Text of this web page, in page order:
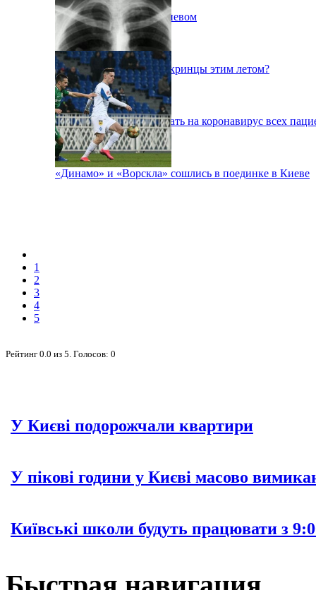
Пожар на свалке под Киевом
Куда поедут отдыхать укринцы этим летом?
В Киеве будут тестировать на коронавирус всех
«Динамо» и «Ворскла» сошлись в поединке в Киеве
1
2
3
4
5
Рейтинг 0.0 из 5 . Голосов: 0
У Києві подорожчали квартири
У пікові години у Києві масово
Київські школи будуть працювати з